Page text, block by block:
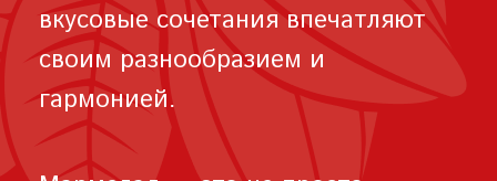
вкусовые сочетания впечатляют
своим разнообразием и
гармонией.